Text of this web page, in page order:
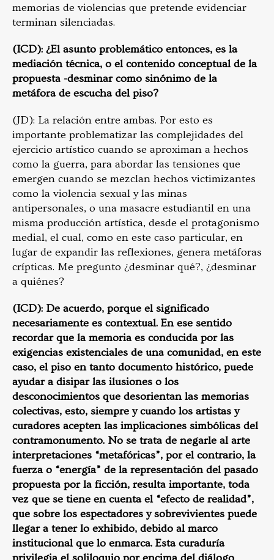
memorias de violencias que pretende evidenciar
terminan silenciadas.
(ICD): ¿El asunto problemático entonces, es la
mediación técnica, o el contenido conceptual de la
propuesta -desminar como sinónimo de la
metáfora de escucha del piso?
(JD): La relación entre ambas. Por esto es
importante problematizar las complejidades del
ejercicio artístico cuando se aproximan a hechos
como la guerra, para abordar las tensiones que
emergen cuando se mezclan hechos victimizantes
como la violencia sexual y las minas
antipersonales, o una masacre estudiantil en una
misma producción artística, desde el protagonismo
medial, el cual, como en este caso particular, en
lugar de expandir las reflexiones, genera metáforas
crípticas. Me pregunto ¿desminar qué?, ¿desminar
a quiénes?
(ICD): De acuerdo, porque el significado
necesariamente es contextual. En ese sentido
recordar que la memoria es conducida por las
exigencias existenciales de una comunidad, en este
caso, el piso en tanto documento histórico, puede
ayudar a disipar las ilusiones o los
desconocimientos que desorientan las memorias
colectivas, esto, siempre y cuando los artistas y
curadores acepten las implicaciones simbólicas del
contramonumento. No se trata de negarle al arte
interpretaciones “metafóricas”, por el contrario, la
fuerza o “energía” de la representación del pasado
propuesta por la ficción, resulta importante, toda
vez que se tiene en cuenta el “efecto de realidad”,
que sobre los espectadores y sobrevivientes puede
llegar a tener lo exhibido, debido al marco
institucional que lo enmarca. Esta curaduría